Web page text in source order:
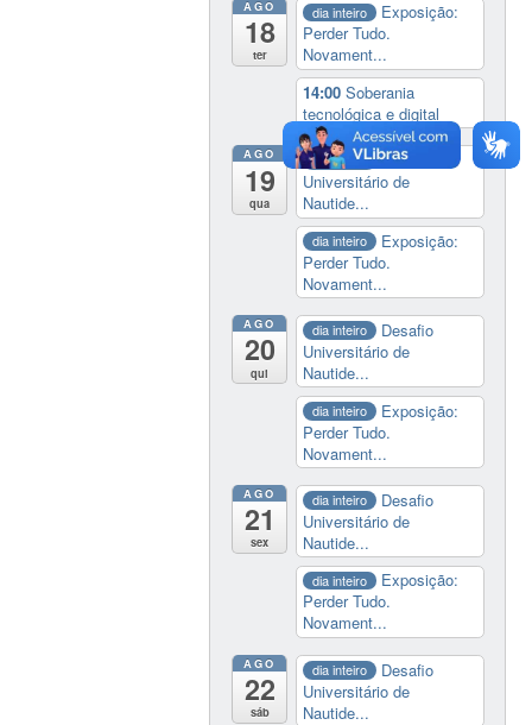
AGO
18
ter
dia inteiro
Exposição:
Perder Tudo.
Novament...
14:00Soberania
tecnológica e digital
AGO
19
qua
dia inteiro
Desafio
Universitário de
Nautide...
dia inteiro
Exposição:
Perder Tudo.
Novament...
AGO
20
qui
dia inteiro
Desafio
Universitário de
Nautide...
dia inteiro
Exposição:
Perder Tudo.
Novament...
AGO
21
sex
dia inteiro
Desafio
Universitário de
Nautide...
dia inteiro
Exposição:
Perder Tudo.
Novament...
AGO
22
sáb
dia inteiro
Desafio
Universitário de
Nautide...